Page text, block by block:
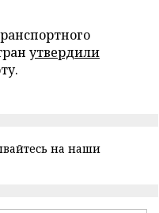
утвердили
на наши